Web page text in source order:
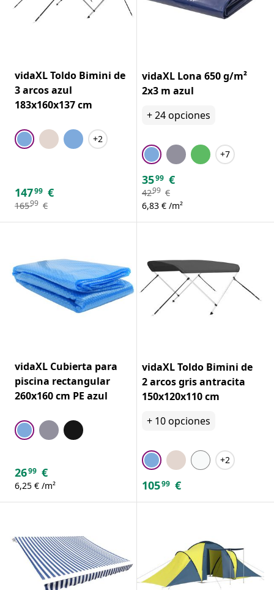
vidaXL Toldo Bimini de
3 arcos azul
183x160x137 cm
+2
14799 €
16599 €
vidaXL Lona 650 g/m²
2x3 m azul
+24opciones
+7
3599 €
4299 €
6,83 € /m²
vidaXL Cubierta para
piscina rectangular
260x160 cm PE azul
2699 €
6,25 € /m²
vidaXL Toldo Bimini de
2 arcos gris antracita
150x120x110 cm
+ 10opciones
+2
10599 €